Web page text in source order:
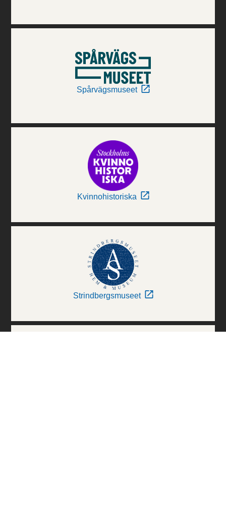
Spårvägsmuseet
Kvinnohistoriska
Strindbergsmuseet